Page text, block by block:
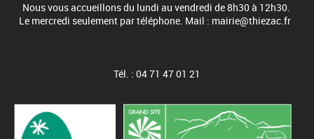
Nous vous accueillons du lundi au vendredi de 8h30 à 12h30.
Le mercredi seulement par téléphone. Mail : mairie@thiezac.fr
Tél. : 04 71 47 01 21